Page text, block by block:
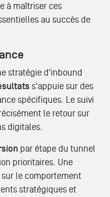
à maîtriser ces
au succès de
stratégie d'inbound
s'appuie sur des
spécifiques. Le suivi
le retour sur
digitales.
par étape du tunnel
prioritaires. Une
le comportement
stratégiques et